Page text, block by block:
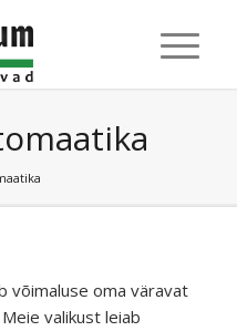
võimaluse oma väravat
valikust leiab